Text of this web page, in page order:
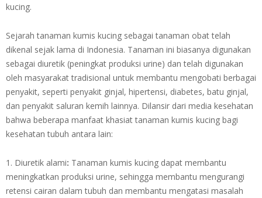
kucing.
Sejarah tanaman kumis kucing sebagai tanaman obat telah
dikenal sejak lama di Indonesia. Tanaman ini biasanya digunakan
sebagai diuretik (peningkat produksi urine) dan telah digunakan
oleh masyarakat tradisional untuk membantu mengobati berbagai
penyakit, seperti penyakit ginjal, hipertensi, diabetes, batu ginjal,
dan penyakit saluran kemih lainnya. Dilansir dari media kesehatan
bahwa beberapa manfaat khasiat tanaman kumis kucing bagi
kesehatan tubuh antara lain:
1. Diuretik alami: Tanaman kumis kucing dapat membantu
meningkatkan produksi urine, sehingga membantu mengurangi
retensi cairan dalam tubuh dan membantu mengatasi masalah